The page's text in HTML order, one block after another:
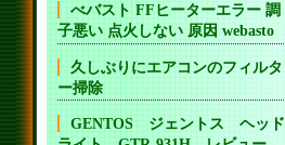
べバスト FFヒーターエラー 調
子悪い 点火しない 原因 webasto
久しぶりにエアコンのフィルタ
ー掃除
GENTOS ジェントス ヘッド